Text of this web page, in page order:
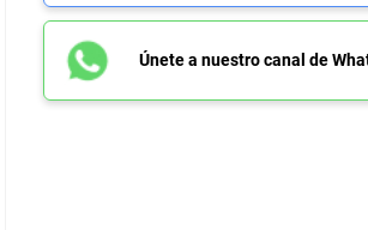
Únete a nuestro canal de